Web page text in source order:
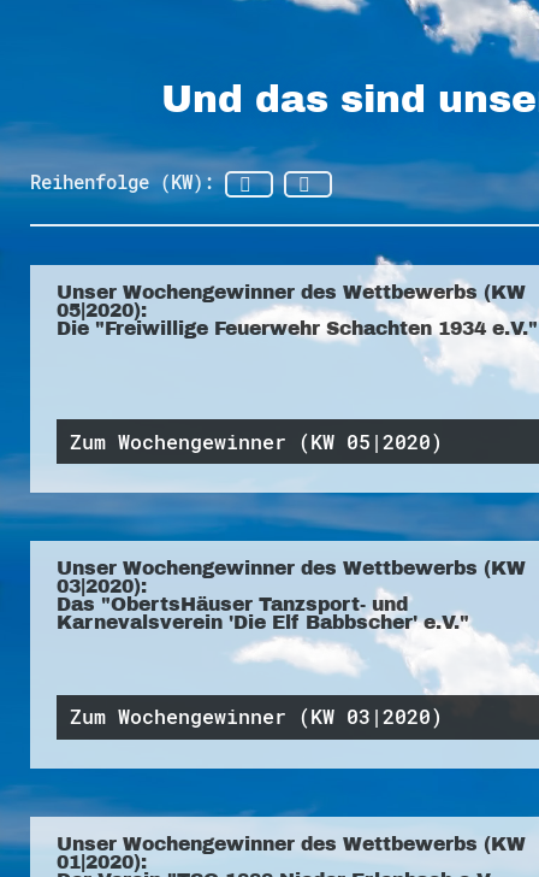
Und das sind
Reihenfolge (KW):
Unser Wochengewinner des Wettbewerbs (KW
05|2020):
Die "Freiwillige Feuerwehr Schachten 1934 e.V."
Zum Wochengewinner (KW 05|2020)
Unser Wochengewinner des Wettbewerbs (KW
03|2020):
Das "ObertsHäuser Tanzsport- und
Karnevalsverein 'Die Elf Babbscher' e.V."
Zum Wochengewinner (KW 03|2020)
Unser Wochengewinner des Wettbewerbs (KW
01|2020):